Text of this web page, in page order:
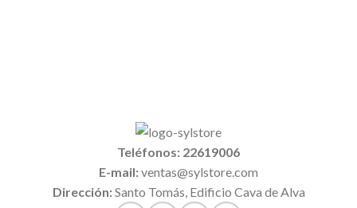
Teléfonos: 22619006
E-mail:ventas@sylstore.com
Dirección:Santo Tomás, Edificio Cava de Alva